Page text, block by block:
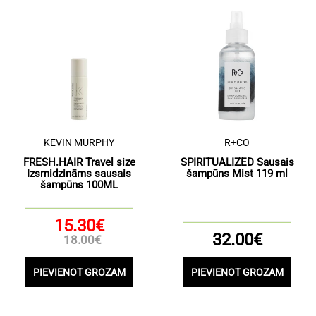
KEVIN MURPHY
FRESH.HAIR Travel size
Izsmidzināms sausais
šampūns 100ML
15.30€
18.00€
PIEVIENOT GROZAM
R+CO
SPIRITUALIZED Sausais
šampūns Mist 119 ml
32.00€
PIEVIENOT GROZAM